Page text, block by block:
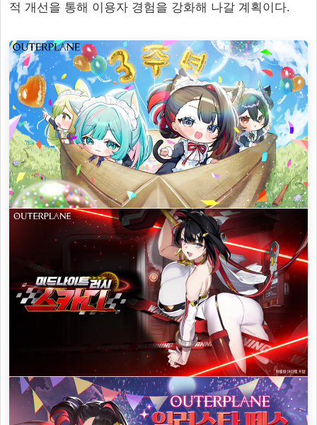
적 개선을 통해 이용자 경험을 강화해 나갈 계획이다.